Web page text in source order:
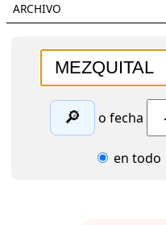
ARCHIVO
🔎 o fecha
en todo